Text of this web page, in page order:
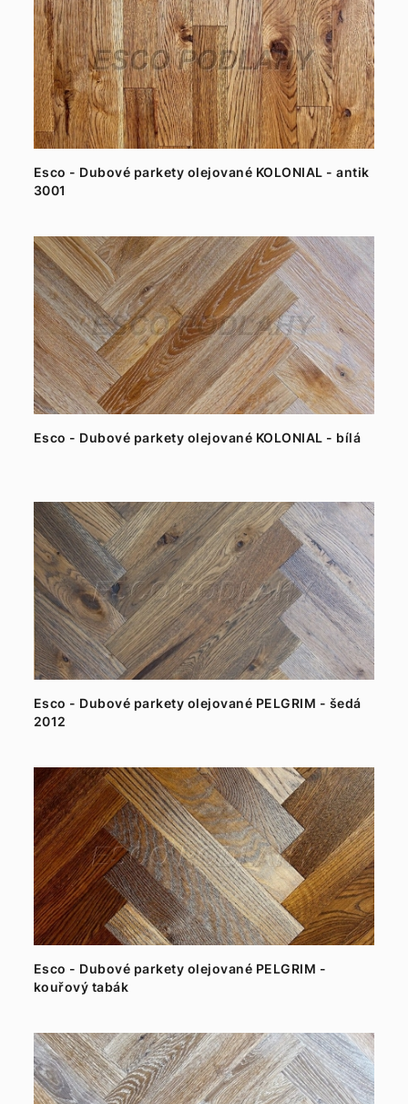
Esco - Dubové parkety olejované KOLONIAL - antik
3001
Esco - Dubové parkety olejované KOLONIAL - bílá
Esco - Dubové parkety olejované PELGRIM - šedá
2012
Esco - Dubové parkety olejované PELGRIM -
kouřový tabák